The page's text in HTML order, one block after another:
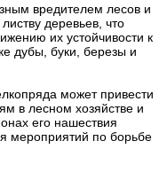
вредителем лесов и
деревьев, что
их устойчивости к
дубы, буки, березы и
может привести
в лесном хозяйстве и
его нашествия
мероприятий по борьбе